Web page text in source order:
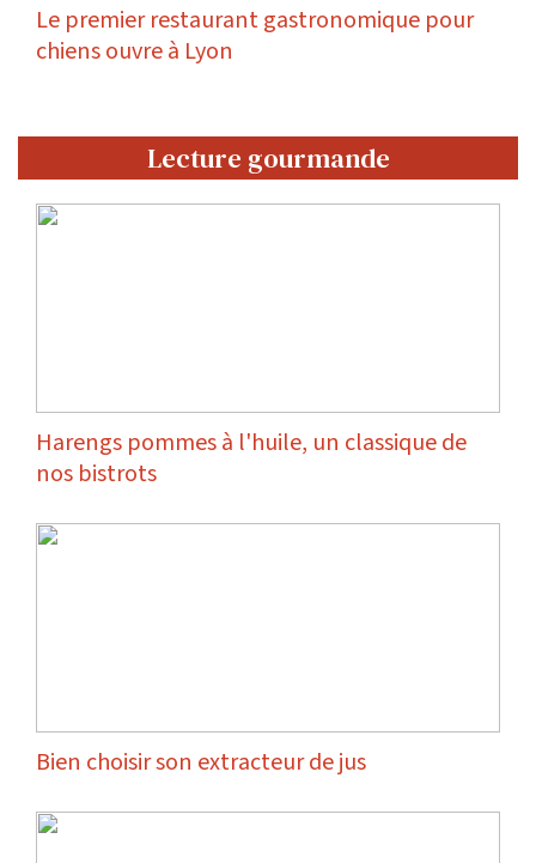
Le premier restaurant gastronomique pour
chiens ouvre à Lyon
Lecture gourmande
Harengs pommes à l'huile, un classique de
nos bistrots
Bien choisir son extracteur de jus